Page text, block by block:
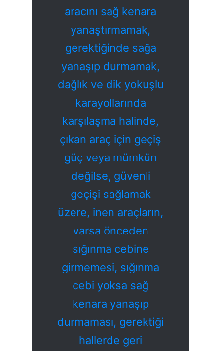
aracını sağ kenara
yanaştırmamak,
gerektiğinde sağa
yanaşıp durmamak,
dağlık ve dik yokuşlu
karayollarında
karşılaşma halinde,
çıkan araç için geçiş
güç veya mümkün
değilse, güvenli
geçişi sağlamak
üzere, inen araçların,
varsa önceden
sığınma cebine
girmemesi, sığınma
cebi yoksa sağ
kenara yanaşıp
durmaması, gerektiği
hallerde geri